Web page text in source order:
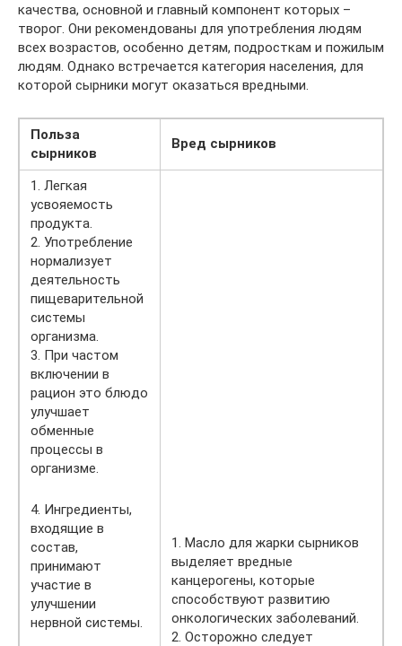
качества, основной и главный компонент которых –
творог. Они рекомендованы для употребления людям
всех возрастов, особенно детям, подросткам и пожилым
людям. Однако встречается категория населения, для
которой сырники могут оказаться вредными.
Польза
сырников
Вред сырников
1. Легкая
усвояемость
продукта.
2. Употребление
нормализует
деятельность
пищеварительной
системы
организма.
3. При частом
включении в
рацион это блюдо
улучшает
обменные
процессы в
организме.
4. Ингредиенты,
входящие в
состав,
принимают
участие в
улучшении
нервной системы.
1. Масло для жарки сырников
выделяет вредные
канцерогены, которые
способствуют развитию
онкологических заболеваний.
2. Осторожно следует